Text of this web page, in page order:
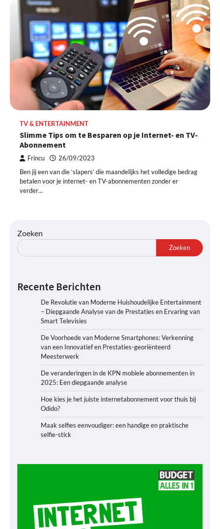
TV & ENTERTAINMENT
Slimme Tips om te Besparen op je Internet- en TV-
Abonnement
Frincu 26/09/2023
Ben jij een van die ‘slapers’ die maandelijks het volledige bedrag
betalen voor je internet- en TV-abonnementen zonder er
verder…
Zoeken
Zoeken
Recente Berichten
De Revolutie van Moderne Huishoudelijke Entertainment
– Diepgaande Analyse van de Prestaties en Ervaring van
Smart Televisies
De Voorhoede van Moderne Smartphones: Verkenning
van een Innovatief en Prestaties-georiënteerd
Meesterwerk
De veranderingen in de KPN mobiele abonnementen in
2025: Een diepgaande analyse
Hoe kies je het juiste internetabonnement voor thuis bij
Odido?
Maak selfies eenvoudiger: een handige en praktische
selfie-stick